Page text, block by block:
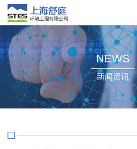
NEWS
新闻资讯